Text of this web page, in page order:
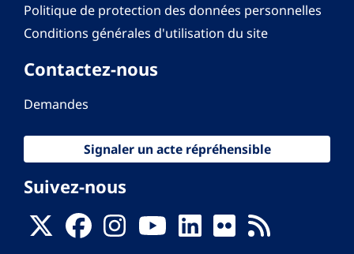
Politique de protection des données personnelles
Conditions générales d'utilisation du site
Contactez-nous
Demandes
Signaler un acte répréhensible
Suivez-nous